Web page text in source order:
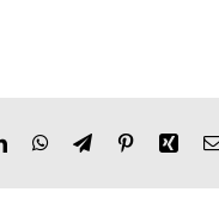
LinkedInWhatsApp
TelegramPinterestXing